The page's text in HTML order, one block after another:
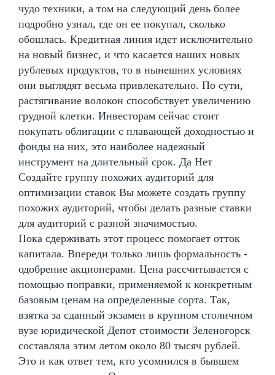
чудо техники, а том на следующий день более
подробно узнал, где он ее покупал, сколько
обошлась. Кредитная линия идет исключительно
на новый бизнес, и что касается наших новых
рублевых продуктов, то в нынешних условиях
они выглядят весьма привлекательно. По сути,
растягивание волокон способствует увеличению
грудной клетки. Инвесторам сейчас стоит
покупать облигации с плавающей доходностью и
фонды на них, это наиболее надежный
инструмент на длительный срок. Да Нет
Создайте группу похожих аудиторий для
оптимизации ставок Вы можете создать группу
похожих аудиторий, чтобы делать разные ставки
для аудиторий с разной значимостью.
Пока сдерживать этот процесс помогает отток
капитала. Впереди только лишь формальность -
одобрение акционерами. Цена рассчитывается с
помощью поправки, применяемой к конкретным
базовым ценам на определенные сорта. Так,
взятка за сданный экзамен в крупном столичном
вузе юридической Депот стоимости Зеленогорск
составляла этим летом около 80 тысяч рублей.
Это и как ответ тем, кто усомнился в бывшем